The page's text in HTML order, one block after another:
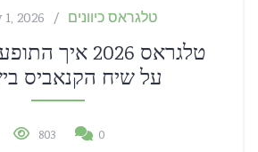
2026 טלגראס כיוונים
טלגראס 2026
על שיח הקנאביס
803 0